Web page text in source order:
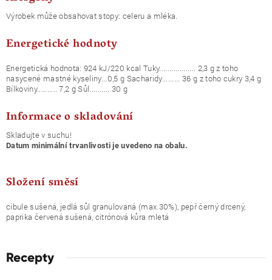
Výrobek může obsahovat stopy: celeru a mléka.
Energetické hodnoty
Energetická hodnota: 924 kJ/220 kcal Tuky.................. 2,3 g z toho
nasycené mastné kyseliny...0,5 g Sacharidy......... 36 g z toho cukry 3,4 g
Bílkoviny.......... 7,2 g Sůl.......... 30 g
Informace o skladování
Skladujte v suchu!
Datum minimální trvanlivosti je uvedeno na obalu.
Složení směsí
cibule sušená, jedlá sůl granulovaná (max.30%), pepř černý drcený,
paprika červená sušená, citrónová kůra mletá
Recepty